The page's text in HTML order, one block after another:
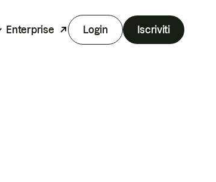
Enterprise Login Iscriviti